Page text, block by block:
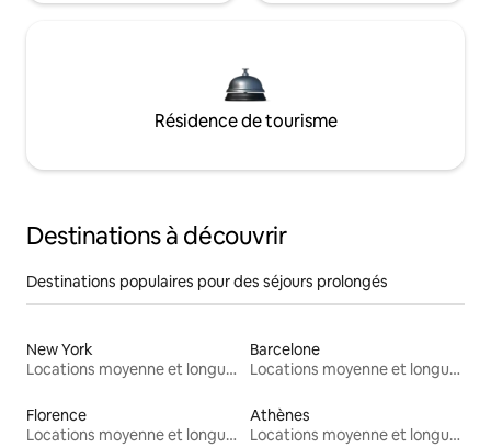
Résidence de tourisme
Destinations à découvrir
Destinations populaires pour des séjours prolongés
New York
Locations moyenne et longue durée
Barcelone
Locations moyenne et longue durée
Florence
Locations moyenne et longue durée
Athènes
Locations moyenne et longue durée